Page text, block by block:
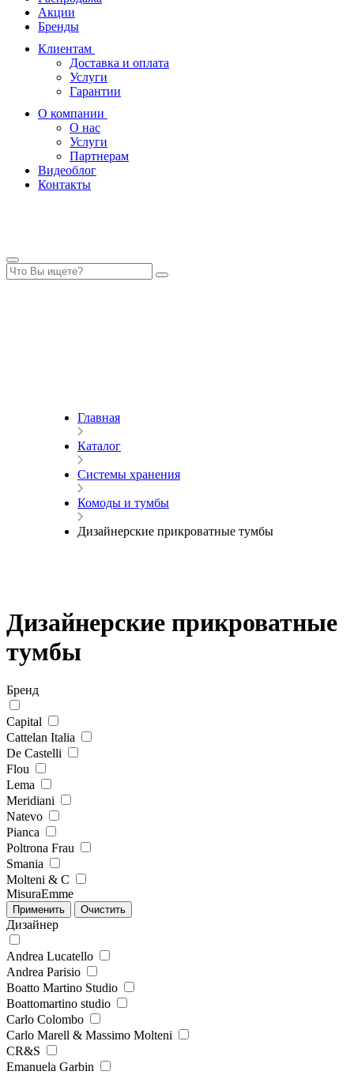
Акции
Бренды
Клиентам
Доставка и оплата
Услуги
Гарантии
О компании
О нас
Услуги
Партнерам
Видеоблог
Контакты
Главная
Каталог
Системы хранения
Комоды и тумбы
Дизайнерские прикроватные тумбы
Дизайнерские прикроватные
тумбы
Бренд
Capital
Cattelan Italia
De Castelli
Flou
Lema
Meridiani
Natevo
Pianca
Poltrona Frau
Smania
Molteni & C
MisuraEmme
Дизайнер
Andrea Lucatello
Andrea Parisio
Boatto Martino Studio
Boattomartino studio
Carlo Colombo
Carlo Marell & Massimo Molteni
CR&S
Emanuela Garbin